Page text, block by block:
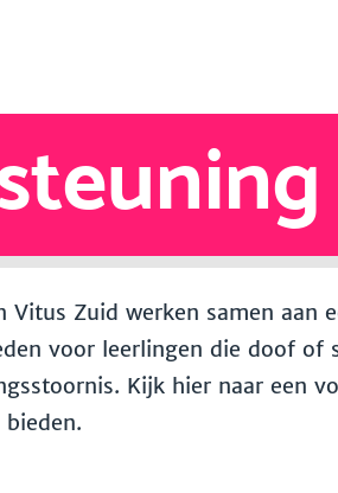
Vitus Zuid werken samen aan
voor leerlingen die doof of
Kijk hier naar een